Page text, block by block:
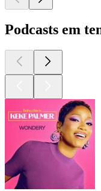
Podcasts em